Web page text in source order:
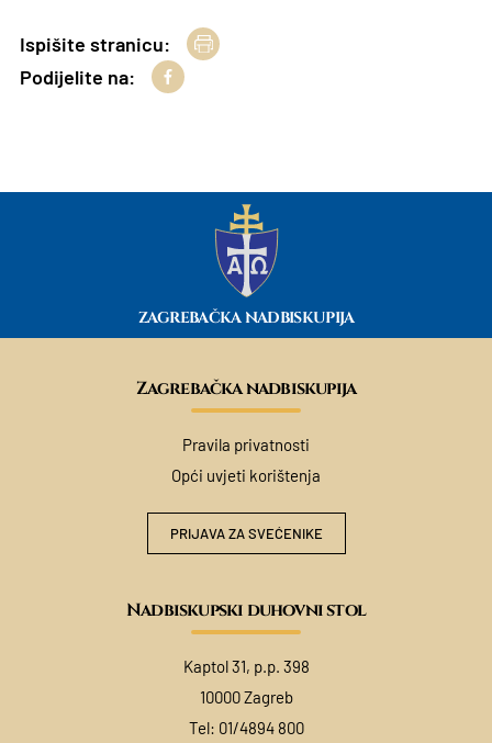
Ispišite stranicu:
Podijelite na:
ZAGREBAČKA NADBISKUPIJA
Zagrebačka nadbiskupija
Pravila privatnosti
Opći uvjeti korištenja
PRIJAVA ZA SVEĆENIKE
Nadbiskupski duhovni stol
Kaptol 31, p.p. 398
10000 Zagreb
Tel: 01/4894 800